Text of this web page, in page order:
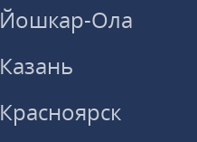
Йошкар-Ола
Казань
Красноярск